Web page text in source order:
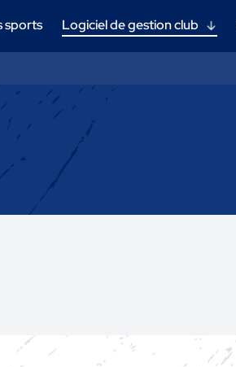
sports Logiciel de gestion club